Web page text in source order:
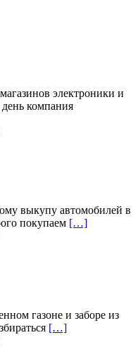
электроники и
компания
выкупу автомобилей в
покупаем […]
газоне и заборе из
[…]